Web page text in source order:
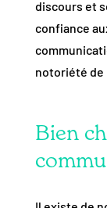
discours et
confiance
notoriété de
Bien